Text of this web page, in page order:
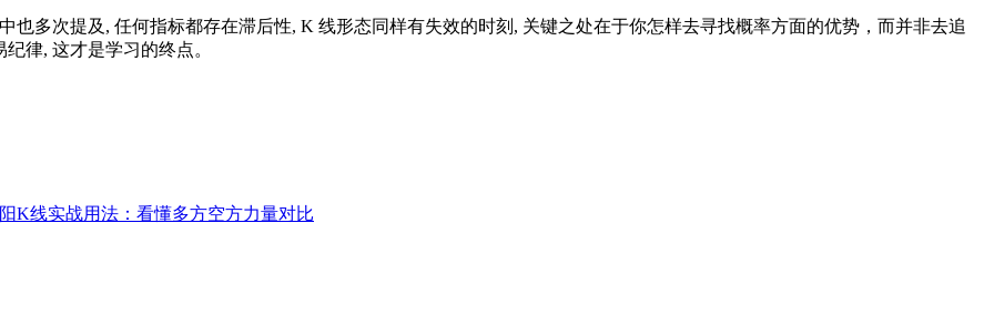
也多次提及, 任何指标都存在滞后性, K 线形态同样有失效的时刻, 关键之处在于你怎样去寻找概率方面的优势，而并非去追
律, 这才是学习的终点。
K线实战用法：看懂多方空方力量对比